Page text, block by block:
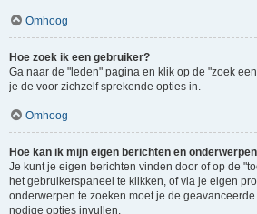
Omhoog
Hoe zoek ik een gebruiker?
Ga naar de "leden" pagina en klik op de "zoek
je de voor zichzelf sprekende opties in.
Omhoog
Hoe kan ik mijn eigen berichten en
Je kunt je eigen berichten vinden door of op de
het gebruikerspaneel te klikken, of via je eigen
onderwerpen te zoeken moet je de
nodige opties invullen.